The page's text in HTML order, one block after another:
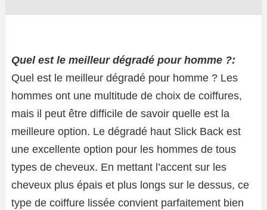
Quel est le meilleur dégradé pour homme ?:
Quel est le meilleur dégradé pour homme ? Les
hommes ont une multitude de choix de coiffures,
mais il peut être difficile de savoir quelle est la
meilleure option. Le dégradé haut Slick Back est
une excellente option pour les hommes de tous
types de cheveux. En mettant l’accent sur les
cheveux plus épais et plus longs sur le dessus, ce
type de coiffure lissée convient parfaitement bien